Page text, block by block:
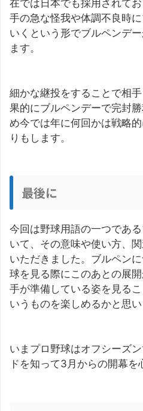
在では日本でも採用されて
手の急な怪我や体調不良時
いくという形でブルペンデ
ます。
細かな継投をすることで相
果的にブルペンデーで完封
め今では年に何回かは戦略
りもします。
最後に
今回は野球用語の一つであ
いて、その意味や使い方、
いただきました。ブルペン
球を見る際にこのあとの展
手が準備している姿を見る
いうものを楽しめるかと思い
いまプロ野球はオフシーズ
ドを知って3月からの開幕を